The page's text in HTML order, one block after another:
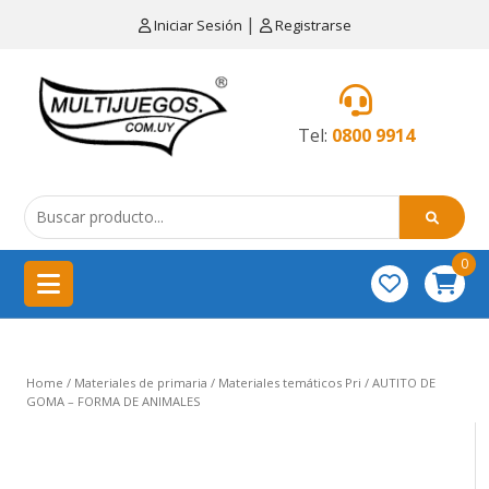
Iniciar Sesión | Registrarse
Tel: 0800 9914
MENÚ
de
cocina
China
importación
Educativos
0
Home / Materiales de primaria / Materiales temáticos Pri / AUTITO DE
GOMA – FORMA DE ANIMALES